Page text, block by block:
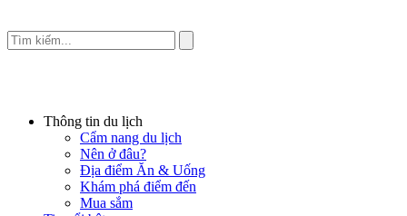
Thông tin du lịch
Cẩm nang du lịch
Nên ở đâu?
Địa điểm Ăn & Uống
Khám phá điểm đến
Mua sắm